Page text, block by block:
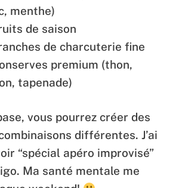
menthe)
de saison
de charcuterie fine
premium (thon,
tapenade)
vous pourrez créer des
différentes. J’ai
“spécial apéro improvisé”
Ma santé mentale me